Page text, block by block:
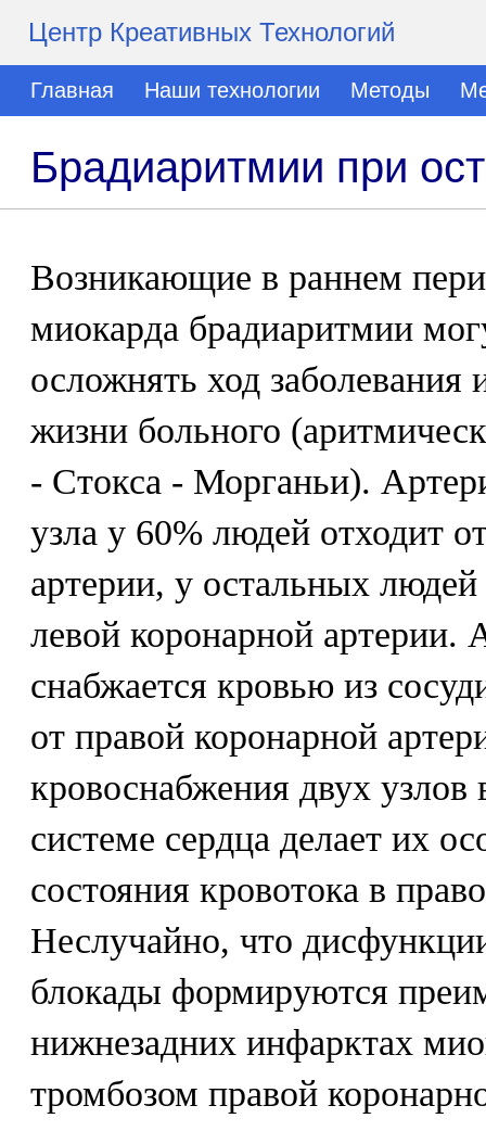
Центр Креативных Технологий
Главная Наши технологии Методы
Брадиаритмии при
Возникающие в раннем
миокарда брадиаритмии
осложнять ход заболевания
жизни больного
- Стокса - Морганьи).
узла у 60% людей отходит
артерии, у остальных
левой коронарной артерии.
снабжается кровью из
от правой коронарной
кровоснабжения двух узлов
системе сердца делает их
состояния кровотока в
Неслучайно, что
блокады формируются
нижнезадних инфарктах
тромбозом правой